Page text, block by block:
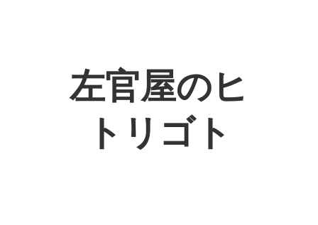
左官屋のヒ
トリゴト